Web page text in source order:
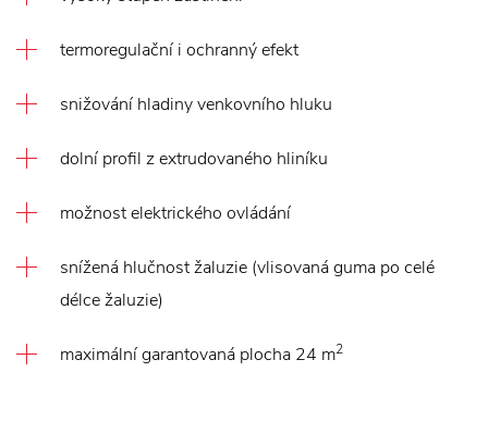
termoregulační i ochranný efekt
snižování hladiny venkovního hluku
dolní profil z extrudovaného hliníku
možnost elektrického ovládání
snížená hlučnost žaluzie (vlisovaná guma po celé
délce žaluzie)
maximální garantovaná plocha 24 m2